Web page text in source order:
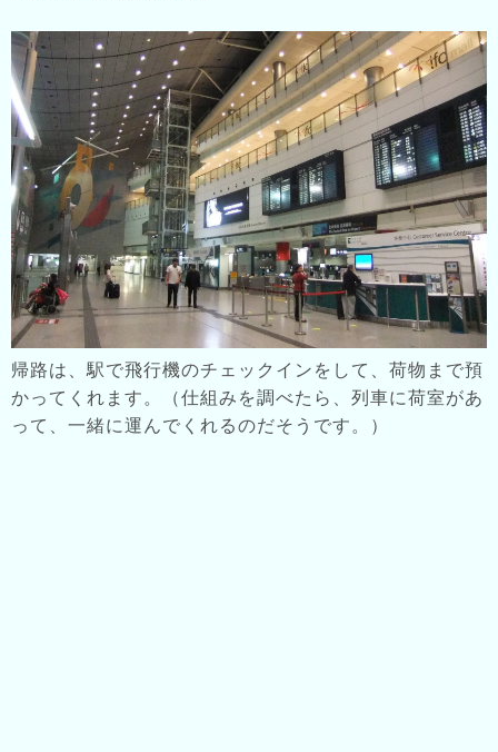
帰路は、駅で飛行機のチェックインをして、荷物まで預
かってくれます。（仕組みを調べたら、列車に荷室があ
って、一緒に運んでくれるのだそうです。）